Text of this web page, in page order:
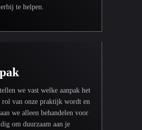
te helpen.
we vast welke aanpak het
rol van onze praktijk wordt en
we alleen behandelen voor
om duurzaam aan je